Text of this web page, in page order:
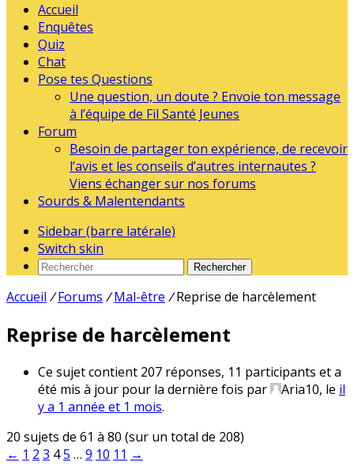
Accueil
Enquêtes
Quiz
Chat
Pose tes Questions
Une question, un doute ? Envoie ton message
à l’équipe de Fil Santé Jeunes
Forum
Besoin de partager ton expérience, de recevoir
l’avis et les conseils d’autres internautes ?
Viens échanger sur nos forums
Sourds & Malentendants
Sidebar (barre latérale)
Switch skin
Rechercher
Accueil / Forums / Mal-être / Reprise de harcèlement
Reprise de harcèlement
Ce sujet contient 207 réponses, 11 participants et a
été mis à jour pour la dernière fois par
Aria10, le il
y a 1 année et 1 mois.
20 sujets de 61 à 80 (sur un total de 208)
← 1 2 3 45 … 9 10 11 →